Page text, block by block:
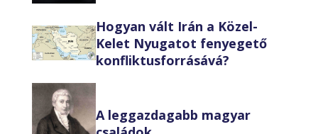
Hogyan vált Irán a Közel-
Kelet Nyugatot fenyegető
konfliktusforrásává?
A leggazdagabb magyar